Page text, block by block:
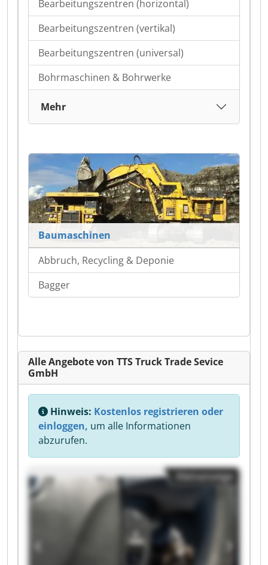
Bearbeitungszentren (horizontal)
Bearbeitungszentren (vertikal)
Bearbeitungszentren (universal)
Bohrmaschinen & Bohrwerke
Mehr
Baumaschinen
Abbruch, Recycling & Deponie
Bagger
Alle Angebote von TTS Truck Trade Sevice
GmbH
Hinweis: Kostenlos registrieren oder
einloggen, um alle Informationen
abzurufen.
Kleinanzeige